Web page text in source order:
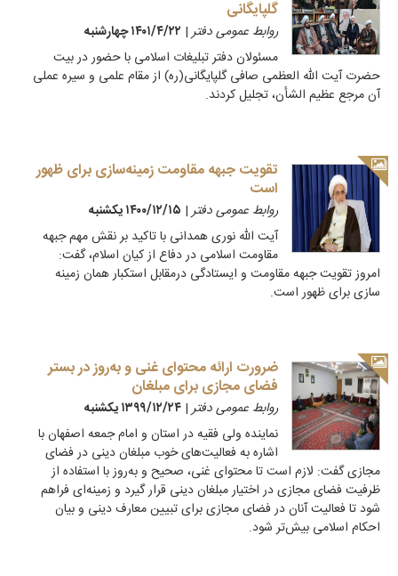
گلپایگانی
روابط عمومی دفتر| ۱۴۰۱/۴/۲۲ چهارشنبه
مسئولان دفتر تبلیغات اسلامی با حضور در بیت
حضرت آیت الله العظمی صافی گلپایگانی(ره) از مقام علمی و سیره عملی
آن مرجع عظیم الشأن، تجلیل کردند.
تقویت جبهه مقاومت زمینه‌سازی برای ظهور
است
روابط عمومی دفتر| ۱۴۰۰/۱۲/۱۵ يكشنبه
آیت الله نوری همدانی با تاکید بر نقش مهم جبهه
مقاومت اسلامی در دفاع از کیان اسلام، گفت:
امروز تقویت جبهه مقاومت و ایستادگی درمقابل استکبار همان زمینه
سازی برای ظهور است.
ضرورت ارائه محتوای غنی و به‌روز در بستر
فضای مجازی برای مبلغان
روابط عمومی دفتر| ۱۳۹۹/۱۲/۲۴ يكشنبه
نماینده ولی فقیه در استان و امام جمعه اصفهان با
اشاره به فعالیت‌های خوب مبلغان دینی در فضای
مجازی گفت: لازم است تا محتوای غنی، صحیح و به‌روز با استفاده از
ظرفیت فضای مجازی در اختیار مبلغان دینی قرار گیرد و زمینه‌ای فراهم
شود تا فعالیت آنان در فضای مجازی برای تبیین معارف دینی و بیان
احکام اسلامی بیش‌تر شود.